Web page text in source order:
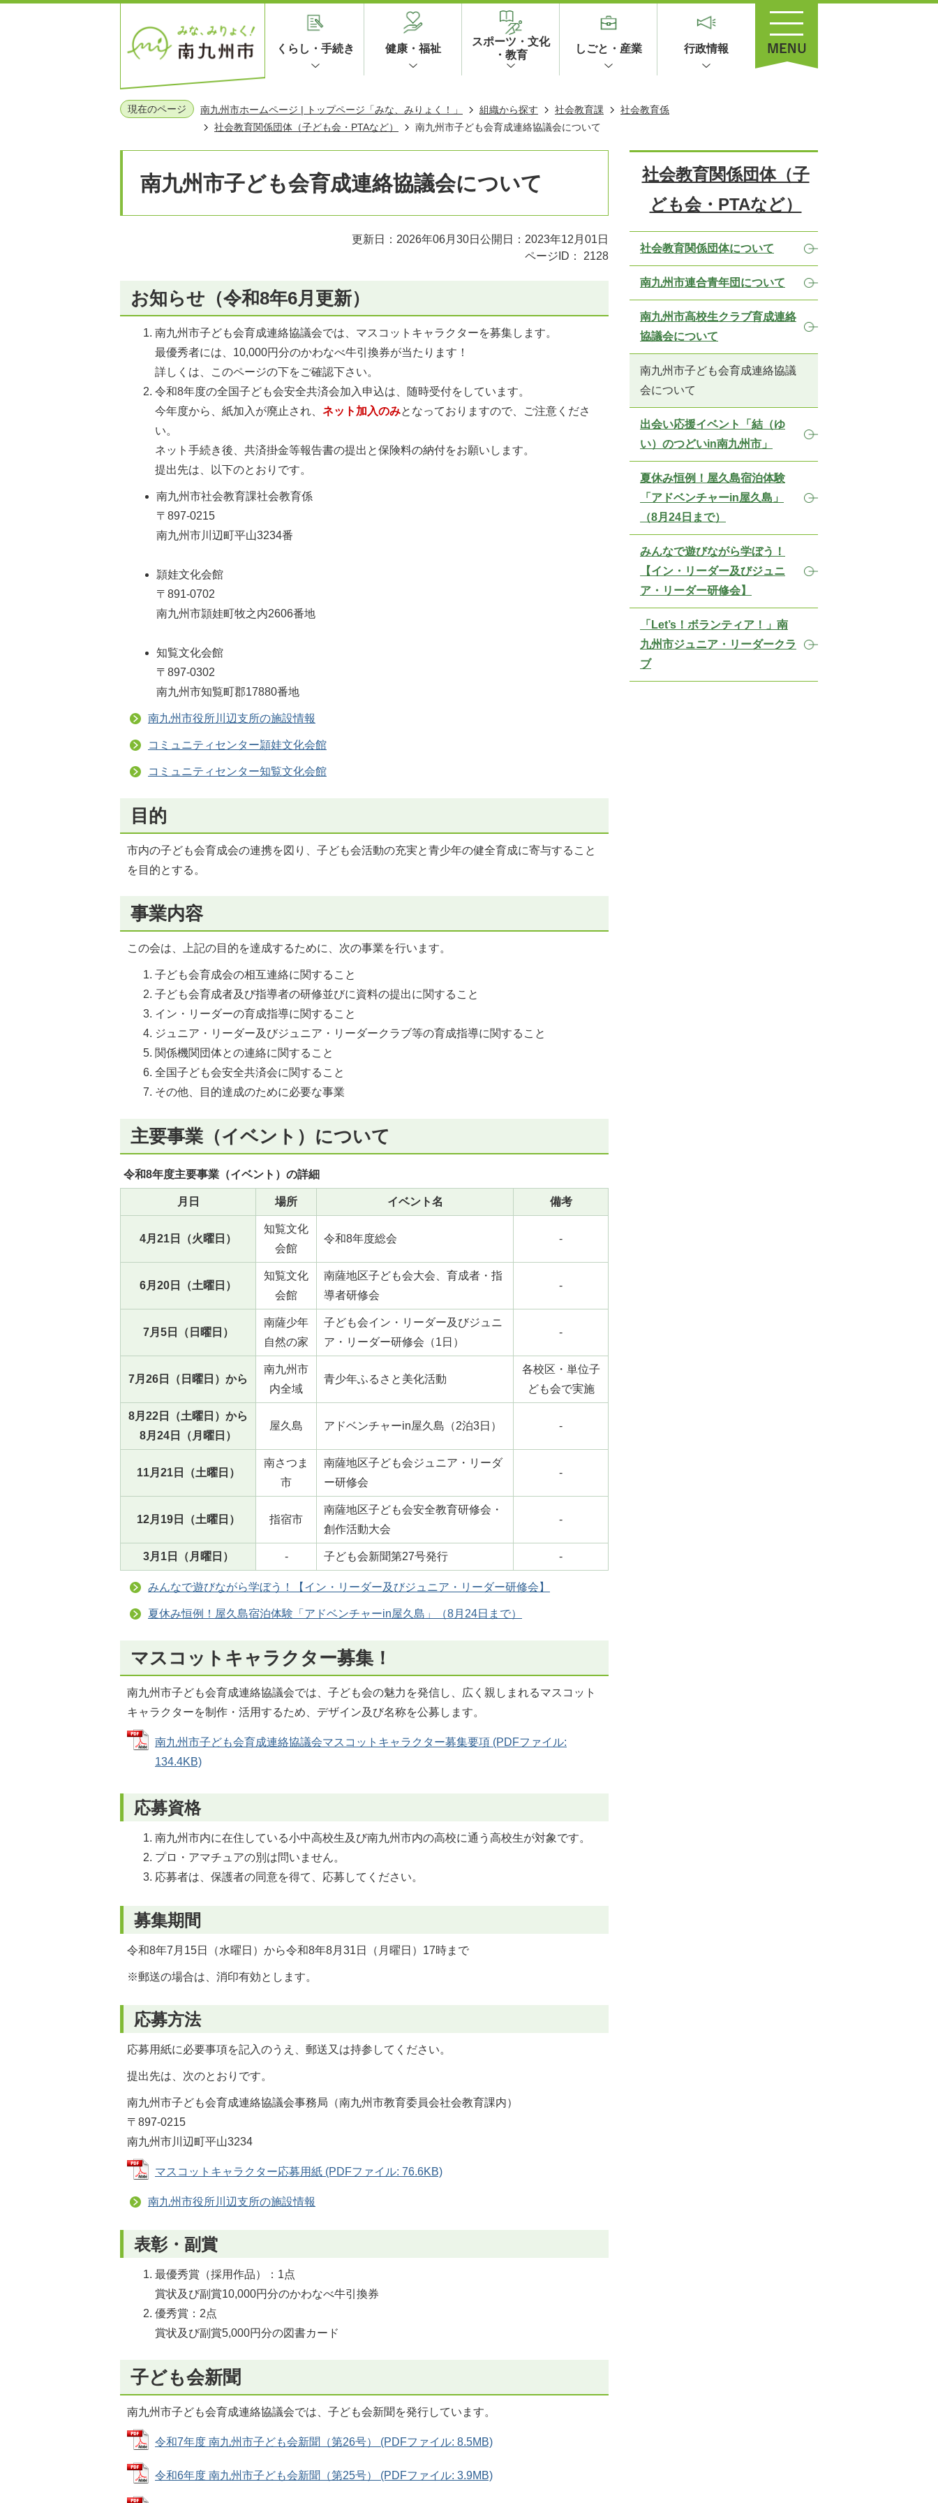
くらし・手続き 健康・福祉
スポーツ・文化
・教育
しごと・産業 行政情報
現在のページ 南九州市ホームページ | トップページ「みな、みりょく！」 組織から探す 社会教育課
社会教育係
社会教育関係団体（子ども会・PTAなど）
南九州市子ども会育成連絡協議会について
南九州市子ども会育成連絡協議会について
更新日：2026年06月30日 公開日：2023年12月01日
ページID：
2128
お知らせ（令和8年6月更新）
南九州市子ども会育成連絡協議会では、マスコットキャラクターを募集します。
最優秀者には、10,000円分のかわなべ牛引換券が当たります！
詳しくは、このページの下をご確認下さい。
令和8年度の全国子ども会安全共済会加入申込は、随時受付をしています。
今年度から、紙加入が廃止され、 ネット加入のみとなっておりますので、ご注意くださ
い。
ネット手続き後、共済掛金等報告書の提出と保険料の納付をお願いします。
提出先は、以下のとおりです。
南九州市社会教育課社会教育係
〒897-0215
南九州市川辺町平山3234番
頴娃文化会館
〒891-0702
南九州市頴娃町牧之内2606番地
知覧文化会館
〒897-0302
南九州市知覧町郡17880番地
南九州市役所川辺支所の施設情報
コミュニティセンター頴娃文化会館
コミュニティセンター知覧文化会館
目的
市内の子ども会育成会の連携を図り、子ども会活動の充実と青少年の健全育成に寄与すること
を目的とする。
事業内容
この会は、上記の目的を達成するために、次の事業を行います。
子ども会育成会の相互連絡に関すること
子ども会育成者及び指導者の研修並びに資料の提出に関すること
イン・リーダーの育成指導に関すること
ジュニア・リーダー及びジュニア・リーダークラブ等の育成指導に関すること
関係機関団体との連絡に関すること
全国子ども会安全共済会に関すること
その他、目的達成のために必要な事業
主要事業（イベント）について
令和8年度主要事業（イベント）の詳細
月日 場所 イベント名 備考
4月21日（火曜日）
知覧文化
会館
令和8年度総会 -
6月20日（土曜日）
知覧文化
会館
南薩地区子ども会大会、育成者・指
導者研修会
-
7月5日（日曜日）
南薩少年
自然の家
子ども会イン・リーダー及びジュニ
ア・リーダー研修会（1日）
-
7月26日（日曜日）から
南九州市
内全域
青少年ふるさと美化活動
各校区・単位子
ども会で実施
8月22日（土曜日）から
8月24日（月曜日）
屋久島 アドベンチャーin屋久島（2泊3日） -
11月21日（土曜日）
南さつま
市
南薩地区子ども会ジュニア・リーダ
ー研修会
-
12月19日（土曜日） 指宿市
南薩地区子ども会安全教育研修会・
創作活動大会
-
3月1日（月曜日） - 子ども会新聞第27号発行 -
みんなで遊びながら学ぼう！【イン・リーダー及びジュニア・リーダー研修会】
夏休み恒例！屋久島宿泊体験「アドベンチャーin屋久島」（8月24日まで）
マスコットキャラクター募集！
南九州市子ども会育成連絡協議会では、子ども会の魅力を発信し、広く親しまれるマスコット
キャラクターを制作・活用するため、デザイン及び名称を公募します。
南九州市子ども会育成連絡協議会マスコットキャラクター募集要項 (PDFファイル:
134.4KB)
応募資格
南九州市内に在住している小中高校生及び南九州市内の高校に通う高校生が対象です。
プロ・アマチュアの別は問いません。
応募者は、保護者の同意を得て、応募してください。
募集期間
令和8年7月15日（水曜日）から令和8年8月31日（月曜日）17時まで
※郵送の場合は、消印有効とします。
応募方法
応募用紙に必要事項を記入のうえ、郵送又は持参してください。
提出先は、次のとおりです。
南九州市子ども会育成連絡協議会事務局（南九州市教育委員会社会教育課内）
〒897-0215
南九州市川辺町平山3234
マスコットキャラクター応募用紙 (PDFファイル: 76.6KB)
南九州市役所川辺支所の施設情報
表彰・副賞
最優秀賞（採用作品）：1点
賞状及び副賞10,000円分のかわなべ牛引換券
優秀賞：2点
賞状及び副賞5,000円分の図書カード
子ども会新聞
南九州市子ども会育成連絡協議会では、子ども会新聞を発行しています。
令和7年度 南九州市子ども会新聞（第26号） (PDFファイル: 8.5MB)
令和6年度 南九州市子ども会新聞（第25号） (PDFファイル: 3.9MB)
社会教育関係団体（子
ども会・PTAなど）
社会教育関係団体について
南九州市連合青年団について
南九州市高校生クラブ育成連絡
協議会について
南九州市子ども会育成連絡協議
会について
出会い応援イベント「結（ゆ
い）のつどいin南九州市」
夏休み恒例！屋久島宿泊体験
「アドベンチャーin屋久島」
（8月24日まで）
みんなで遊びながら学ぼう！
【イン・リーダー及びジュニ
ア・リーダー研修会】
「Let’s！ボランティア！」南
九州市ジュニア・リーダークラ
ブ